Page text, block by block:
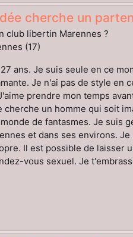
cherche un
club libertin Marennes ?
(17)
ans. Je suis seule en ce
Je n'ai pas de style en
prendre mon temps
un homme qui soit
de fantasmes. Je suis
et dans ses environs.
Il est possible de laisser
vous sexuel. Je